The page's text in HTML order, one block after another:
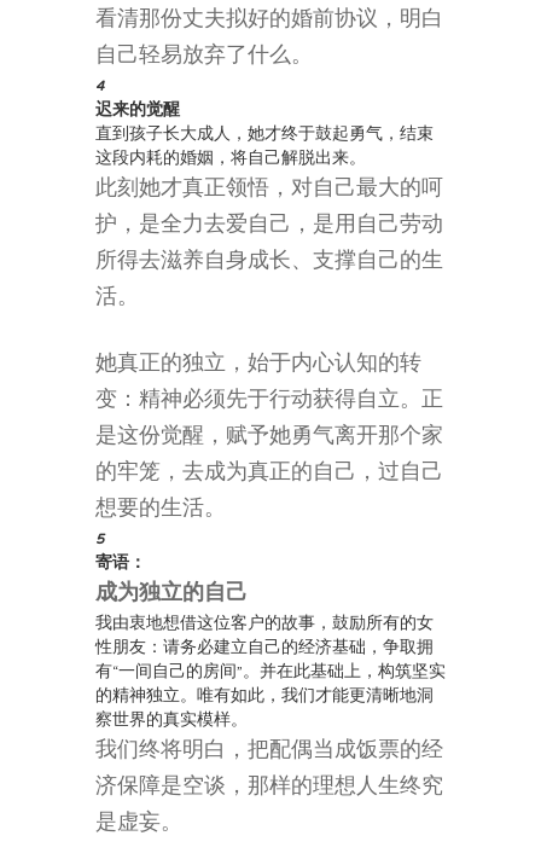
看清那份丈夫拟好的婚前协议，明白
自己轻易放弃了什么。
4
迟来的觉醒
直到孩子长大成人，她才终于鼓起勇气，结束
这段内耗的婚姻，将自己解脱出来。
此刻她才真正领悟，对自己最大的呵
护，是全力去爱自己，是用自己劳动
所得去滋养自身成长、支撑自己的生
活。
她真正的独立，始于内心认知的转
变：精神必须先于行动获得自立。正
是这份觉醒，赋予她勇气离开那个家
的牢笼，去成为真正的自己，过自己
想要的生活。
5
寄语：
成为独立的自己
我由衷地想借这位客户的故事，鼓励所有的女
性朋友：请务必建立自己的经济基础，争取拥
有“一间自己的房间”。并在此基础上，构筑坚实
的精神独立。唯有如此，我们才能更清晰地洞
察世界的真实模样。
我们终将明白，把配偶当成饭票的经
济保障是空谈，那样的理想人生终究
是虚妄。